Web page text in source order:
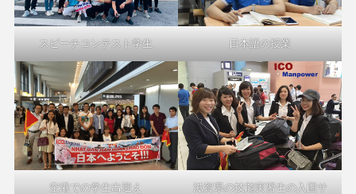
スピーチコンテスト学生 日本語の授業
空港での学生出迎え
滋賀県の技能実習生の入国サ